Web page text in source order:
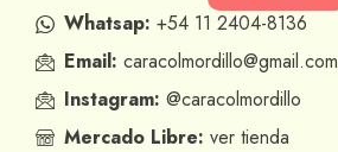
Whatsap: +54 11 2404-8136
Email: caracolmordillo@gmail.com
Instagram: @caracolmordillo
Mercado Libre: ver tienda